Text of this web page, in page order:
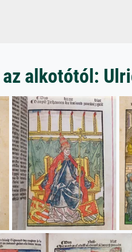
alkotótól: